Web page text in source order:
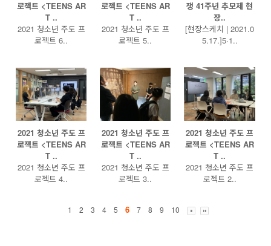
로젝트 <TEENS AR
T ..
2021 청소년 주도 프
로젝트 6..
로젝트 <TEENS AR
T ..
2021 청소년 주도 프
로젝트 5..
쟁 41주년 추모제 현
장..
[현장스케치 | 2021.0
5.17.]5·1..
2021 청소년 주도 프
로젝트 <TEENS AR
T ..
2021 청소년 주도 프
로젝트 4..
2021 청소년 주도 프
로젝트 <TEENS AR
T ..
2021 청소년 주도 프
로젝트 3..
2021 청소년 주도 프
로젝트 <TEENS AR
T ..
2021 청소년 주도 프
로젝트 2..
1 2 3 4 5 6 7 8 9 10